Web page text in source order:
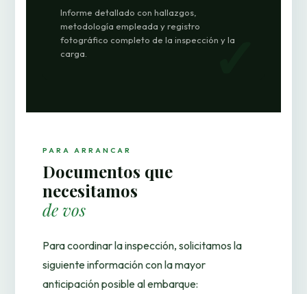
Informe detallado con hallazgos,
metodología empleada y registro
fotográfico completo de la inspección y la
carga.
PARA ARRANCAR
Documentos que
necesitamos
de vos
Para coordinar la inspección, solicitamos la
siguiente información con la mayor
anticipación posible al embarque: